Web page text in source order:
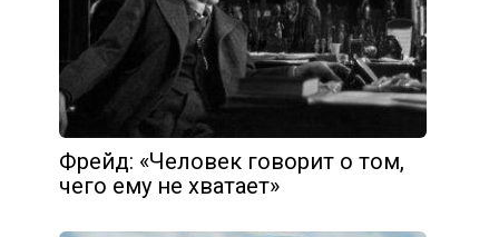
Фрейд: «Человек говорит о том,
чего ему не хватает»